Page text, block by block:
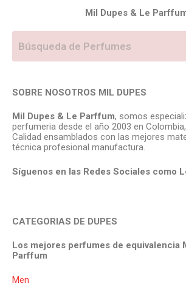
Mil Dupes & Le
SOBRE NOSOTROS MIL DUPES
Mil Dupes & Le Parffum, somos
perfumeria desde el año 2003 en
Calidad ensamblados con las mejores
técnica profesional manufactura.
Síguenos en las Redes Sociales como
CATEGORIAS DE DUPES
Los mejores perfumes de equivalencia
Parffum
Men